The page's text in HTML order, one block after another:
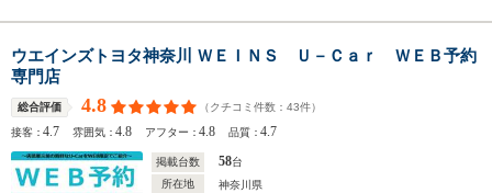
ウエインズトヨタ神奈川 ＷＥＩＮＳ Ｕ－Ｃａｒ ＷＥＢ予約
専門店
総合評価 4.8 （クチコミ件数： 43件）
接客：4.7 雰囲気：4.8 アフター：4.8 品質：4.7
掲載台数 58台
所在地
神奈川県